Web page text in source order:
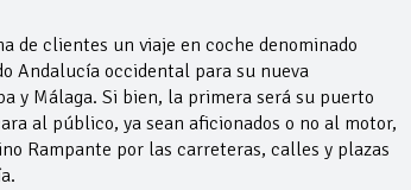
de clientes un viaje en coche denominado
Andalucía occidental para su nueva
y Málaga. Si bien, la primera será su puerto
al público, ya sean aficionados o no al motor,
Rampante por las carreteras, calles y plazas